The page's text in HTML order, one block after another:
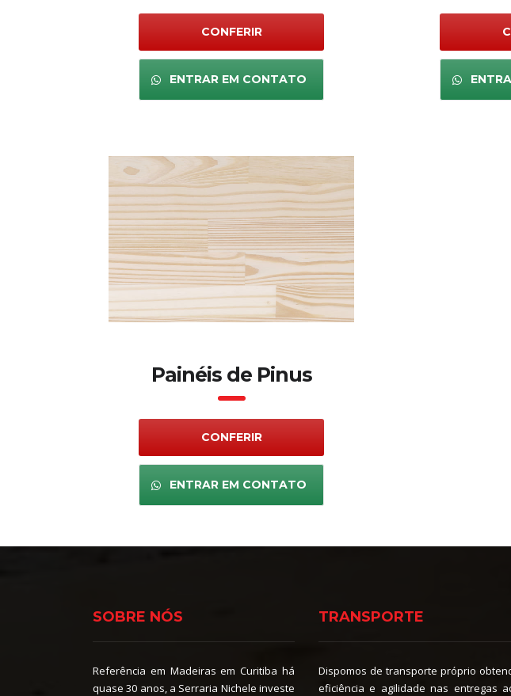
CONFERIR
ENTRAR EM CONTATO
Painéis de Pinus
CONFERIR
ENTRAR EM CONTATO
SOBRE NÓS
Referência em Madeiras em Curitiba há
quase 30 anos, a Serraria Nichele investe
TRANSPORTE
Dispomos de transporte próprio
eficiência e agilidade nas entregas